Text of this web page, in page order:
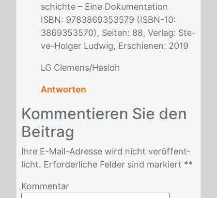
schich­te – Eine Do­ku­men­ta­ti­on
ISBN: 9783869353579 (ISBN-10:
3869353570), Sei­ten: 88, Ver­lag: Ste­
ve-Hol­ger Lud­wig, Er­schie­nen: 2019
LG Cle­mens/​Has­loh
Antworten
Kom­men­tie­ren Sie den
Bei­trag
Ihre E-Mail-Adres­se wird nicht ver­öf­fent­
licht. Er­for­der­li­che Fel­der sind mar­kiert **
Kommentar